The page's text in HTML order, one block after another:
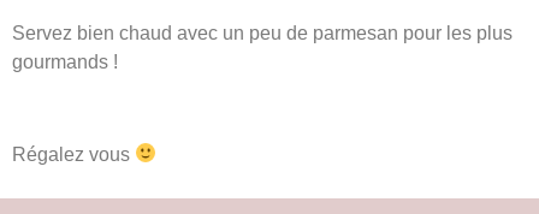
Servez bien chaud avec un peu de parmesan pour les plus
gourmands !
Régalez vous